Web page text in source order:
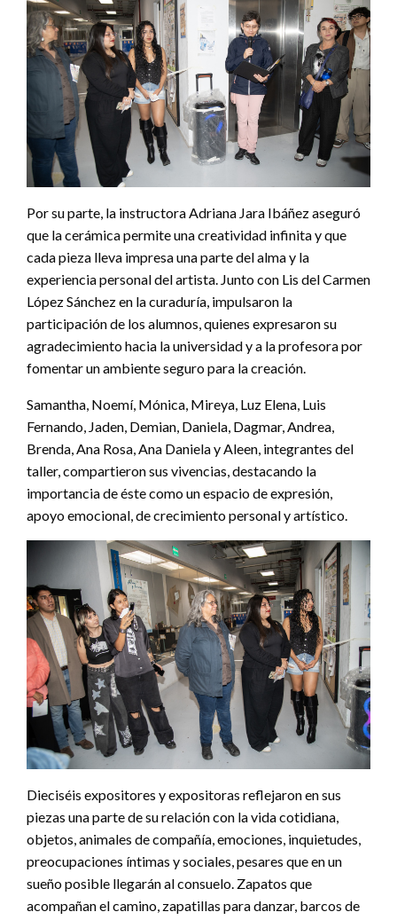
Por su parte, la instructora Adriana Jara Ibáñez aseguró
que la cerámica permite una creatividad infinita y que
cada pieza lleva impresa una parte del alma y la
experiencia personal del artista. Junto con Lis del Carmen
López Sánchez en la curaduría, impulsaron la
participación de los alumnos, quienes expresaron su
agradecimiento hacia la universidad y a la profesora por
fomentar un ambiente seguro para la creación.
Samantha, Noemí, Mónica, Mireya, Luz Elena, Luis
Fernando, Jaden, Demian, Daniela, Dagmar, Andrea,
Brenda, Ana Rosa, Ana Daniela y Aleen, integrantes del
taller, compartieron sus vivencias, destacando la
importancia de éste como un espacio de expresión,
apoyo emocional, de crecimiento personal y artístico.
Dieciséis expositores y expositoras reflejaron en sus
piezas una parte de su relación con la vida cotidiana,
objetos, animales de compañía, emociones, inquietudes,
preocupaciones íntimas y sociales, pesares que en un
sueño posible llegarán al consuelo. Zapatos que
acompañan el camino, zapatillas para danzar, barcos de